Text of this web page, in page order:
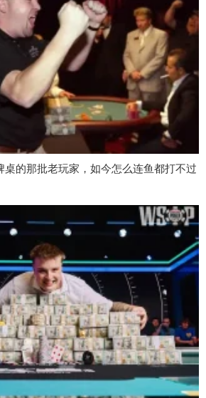
桌的那批老玩家，如今怎么连鱼都打不过